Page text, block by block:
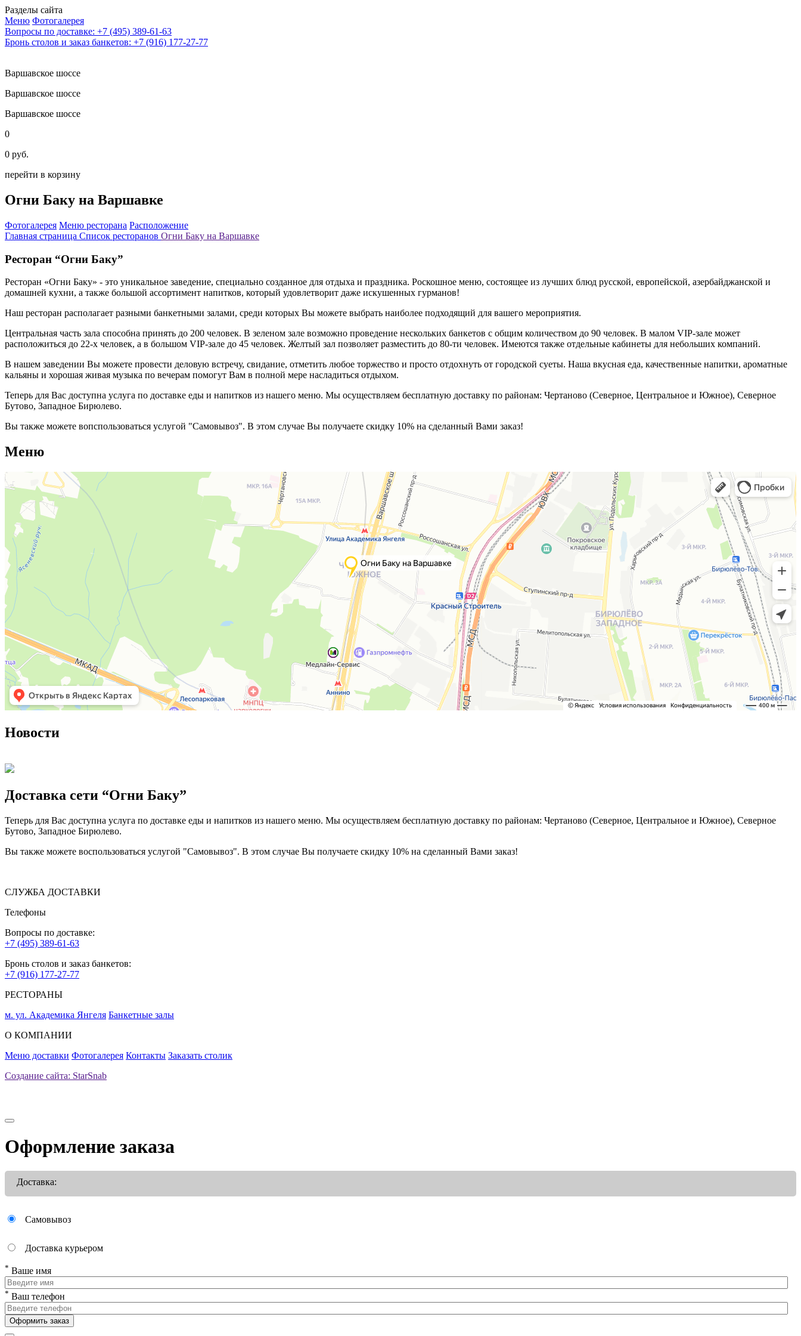
Разделы сайта
Меню Фотогалерея
Вопросы по доставке: +7 (495) 389-61-63
Бронь столов и заказ банкетов: +7 (916) 177-27-77
Варшавское шоссе
Варшавское шоссе
Варшавское шоссе
0
0 руб.
перейти в корзину
Огни Баку на Варшавке
Фотогалерея Меню ресторана Расположение
Главная страница Список ресторанов Огни Баку на Варшавке
Ресторан “Огни Баку”
Ресторан «Огни Баку» - это уникальное заведение, специально созданное для отдыха и праздника. Роскошное меню, состоящее из лучших блюд русской, европейской, азербайджанской и
домашней кухни, а также большой ассортимент напитков, который удовлетворит даже искушенных гурманов!
Наш ресторан располагает разными банкетными залами, среди которых Вы можете выбрать наиболее подходящий для вашего мероприятия.
Центральная часть зала способна принять до 200 человек. В зеленом зале возможно проведение нескольких банкетов с общим количеством до 90 человек. В малом VIP-зале может
расположиться до 22-х человек, а в большом VIP-зале до 45 человек. Желтый зал позволяет разместить до 80-ти человек. Имеются также отдельные кабинеты для небольших компаний.
В нашем заведении Вы можете провести деловую встречу, свидание, отметить любое торжество и просто отдохнуть от городской суеты. Наша вкусная еда, качественные напитки, ароматные
кальяны и хорошая живая музыка по вечерам помогут Вам в полной мере насладиться отдыхом.
Теперь для Вас доступна услуга по доставке еды и напитков из нашего меню. Мы осуществляем бесплатную доставку по районам: Чертаново (Северное, Центральное и Южное), Северное
Бутово, Западное Бирюлево.
Вы также можете вопспользоваться услугой "Самовывоз". В этом случае Вы получаете скидку 10% на сделанный Вами заказ!
Меню
Новости
Доставка сети “Огни Баку”
Теперь для Вас доступна услуга по доставке еды и напитков из нашего меню. Мы осуществляем бесплатную доставку по районам: Чертаново (Северное, Центральное и Южное), Северное
Бутово, Западное Бирюлево.
Вы также можете воспользоваться услугой "Самовывоз". В этом случае Вы получаете скидку 10% на сделанный Вами заказ!
СЛУЖБА ДОСТАВКИ
Телефоны
Вопросы по доставке:
+7 (495) 389-61-63
Бронь столов и заказ банкетов:
+7 (916) 177-27-77
РЕСТОРАНЫ
м. ул. Академика Янгеля Банкетные залы
О КОМПАНИИ
Меню доставки Фотогалерея Контакты Заказать столик
Создание сайта: StarSnab
Оформление заказа
Доставка:
Самовывоз
Доставка курьером
* Ваше имя
* Ваш телефон
Оформить заказ